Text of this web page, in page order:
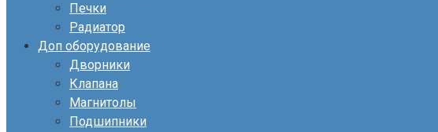
Печки
Радиатор
Доп оборудование
Дворники
Клапана
Магнитолы
Подшипники